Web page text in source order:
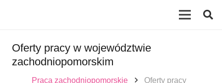
Oferty pracy w województwie
zachodniopomorskim
Praca zachodniopomorskie Oferty pracy